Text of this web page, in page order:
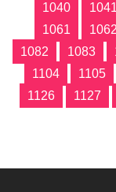
1040
1041
1061
1062
1082
1083
1104
1105
1126
1127